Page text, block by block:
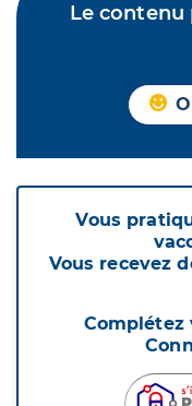
Le contenu
Vous
Vous recevez
Complétez